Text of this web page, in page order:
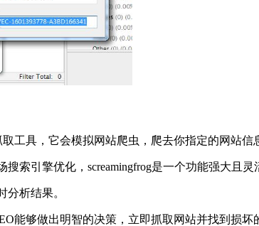
工具，它会模拟网站爬虫，爬去你指定的网站
索引擎优化，screamingfrog是一个功能强大且灵
析结果。
能够做出明智的决策，立即抓取网站并找到损